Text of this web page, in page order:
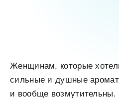
Женщинам, которые
сильные и душные
и вообще возмутительны.